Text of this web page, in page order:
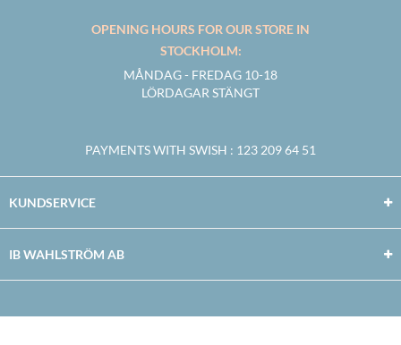
OPENING HOURS FOR OUR STORE IN
STOCKHOLM:
MÅNDAG - FREDAG 10-18
LÖRDAGAR STÄNGT
PAYMENTS WITH SWISH : 123 209 64 51
KUNDSERVICE
IB WAHLSTRÖM AB
Facebook
TwitterYoutubeInstagram